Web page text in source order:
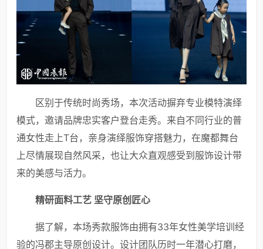
区别于传统时尚秀场，本次活动摒弃专业模特演绎
模式，邀请品牌忠实客户登台走秀。来自不同行业的普
通女性走上T台，亲身演绎服饰穿搭魅力，在魔都舞台
上尽情展现自然风采，也让大众直观感受到服饰设计带
来的美感与活力。
精研面料工艺 坚守原创匠心
据了解，本场秀款服饰由拥有33年女性美学培训经
验的冯郡主导原创设计。设计团队历时一年潜心打磨，